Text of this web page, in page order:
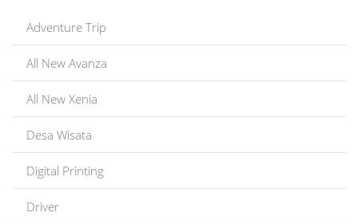
Adventure Trip
All New Avanza
All New Xenia
Desa Wisata
Digital Printing
Driver